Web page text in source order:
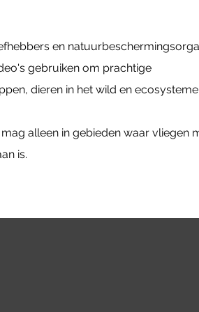
en
gebruiken om prachtige
dieren in het wild en
alleen in gebieden waar vliegen
is.